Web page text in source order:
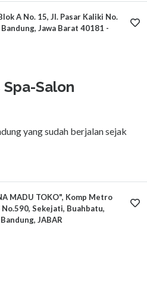
A No. 15, Jl. Pasar Kaliki No.
Jawa Barat 40181 -
Salon
yang sudah berjalan sejak
MADU TOKO", Komp Metro
Sekejati, Buahbatu,
JABAR